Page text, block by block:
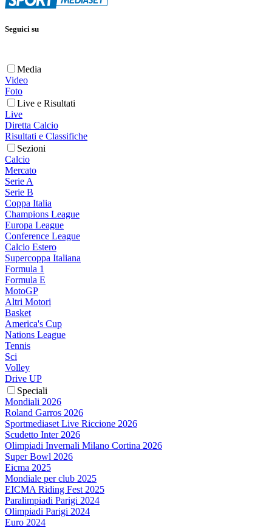
Seguici su
Media
Video
Foto
Live e Risultati
Live
Diretta Calcio
Risultati e Classifiche
Sezioni
Calcio
Mercato
Serie A
Serie B
Coppa Italia
Champions League
Europa League
Conference League
Calcio Estero
Supercoppa Italiana
Formula 1
Formula E
MotoGP
Altri Motori
Basket
America's Cup
Nations League
Tennis
Sci
Volley
Drive UP
Speciali
Mondiali 2026
Roland Garros 2026
Sportmediaset Live Riccione 2026
Scudetto Inter 2026
Olimpiadi Invernali Milano Cortina 2026
Super Bowl 2026
Eicma 2025
Mondiale per club 2025
EICMA Riding Fest 2025
Paralimpiadi Parigi 2024
Olimpiadi Parigi 2024
Euro 2024